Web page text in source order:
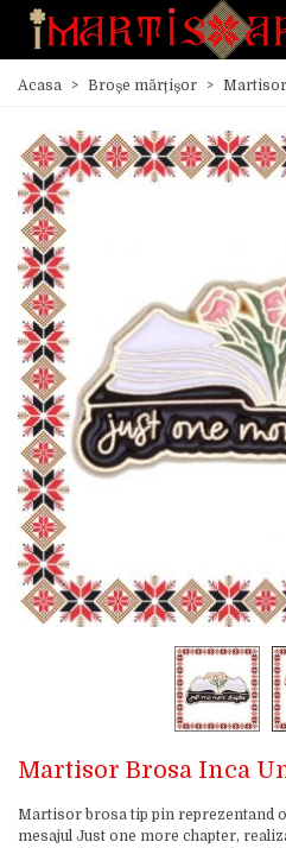
Acasa > Broșe mărțișor >
Martisor Brosa Inca
Martisor brosa tip pin reprezentand
mesajul Just one more chapter,